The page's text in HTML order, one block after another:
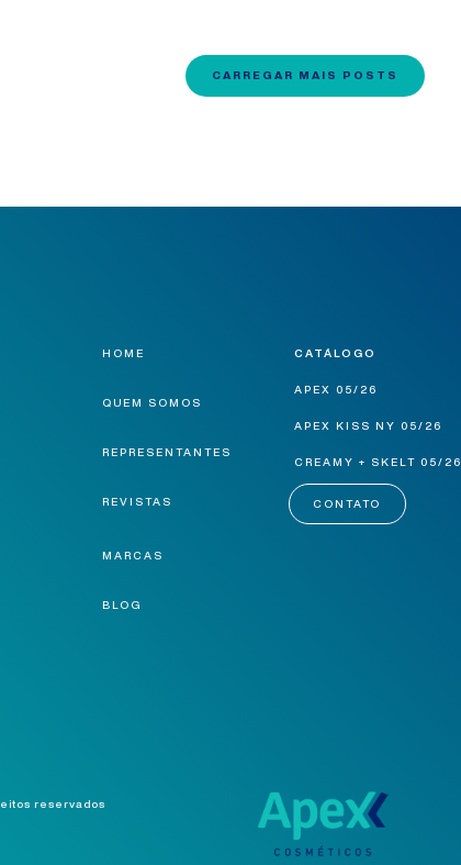
CARREGAR MAIS POSTS
HOME
QUEM SOMOS
REPRESENTANTES
REVISTAS
MARCAS
BLOG
CATÁLOGO
APEX 05/26
APEX KISS NY 05/26
CREAMY + SKELT 05/26
CONTATO
reservados